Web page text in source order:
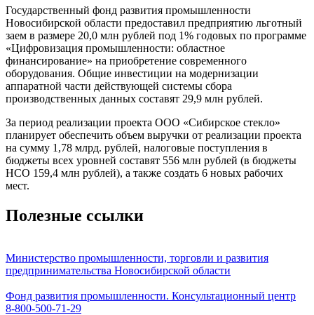
Государственный фонд развития промышленности
Новосибирской области предоставил предприятию льготный
заем в размере 20,0 млн рублей под 1% годовых по программе
«Цифровизация промышленности: областное
финансирование» на приобретение современного
оборудования. Общие инвестиции на модернизации
аппаратной части действующей системы сбора
производственных данных составят 29,9 млн рублей.
За период реализации проекта ООО «Сибирское стекло»
планирует обеспечить объем выручки от реализации проекта
на сумму 1,78 млрд. рублей, налоговые поступления в
бюджеты всех уровней составят 556 млн рублей (в бюджеты
НСО 159,4 млн рублей), а также создать 6 новых рабочих
мест.
Полезные ссылки
Министерство промышленности, торговли и развития
предпринимательства Новосибирской области
Фонд развития промышленности. Консультационный центр
8-800-500-71-29